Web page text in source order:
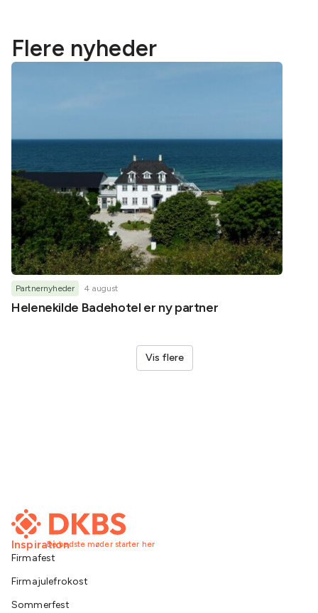
Flere nyheder
Partnernyheder 4 august
Helenekilde Badehotel er ny partner
Vis flere
De bedste møder starter her
Inspiration
Firmafest
Firmajulefrokost
Sommerfest